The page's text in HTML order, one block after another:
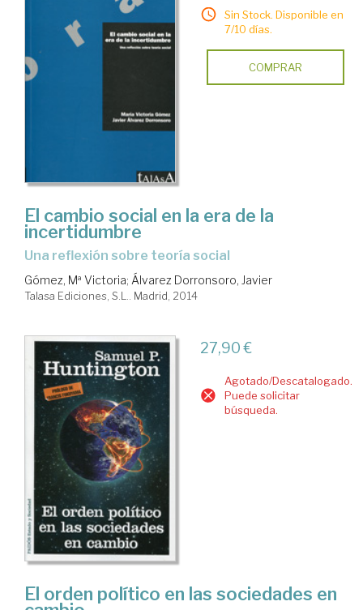
Sin Stock. Disponible en
7/10 días.
COMPRAR
El cambio social en la era de la
incertidumbre
una reflexión sobre teoría social
Gómez, Mª Victoria; Álvarez Dorronsoro, Javier
Talasa Ediciones, S.L.. Madrid, 2014
27,90 €
Agotado/Descatalogado.
Puede solicitar
búsqueda.
El orden político en las sociedades en